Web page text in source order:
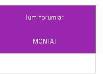
Tüm Yorumlar
MONTAJ